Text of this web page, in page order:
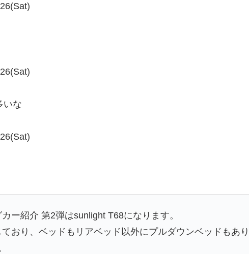
いな
ー紹介 第2弾はsunlight T68になります。
おり、ベッドもリアベッド以外にプルダウンベッドもあり